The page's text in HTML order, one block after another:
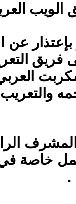
الويب
عن
فريق
خاصة
.